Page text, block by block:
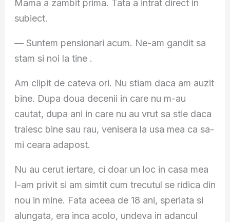
Mama a zambit prima. Tata a intrat direct in
subiect.
— Suntem pensionari acum. Ne-am gandit sa
stam si noi la tine .
Am clipit de cateva ori. Nu stiam daca am auzit
bine. Dupa doua decenii in care nu m-au
cautat, dupa ani in care nu au vrut sa stie daca
traiesc bine sau rau, venisera la usa mea ca sa-
mi ceara adapost.
Nu au cerut iertare, ci doar un loc in casa mea
I-am privit si am simtit cum trecutul se ridica din
nou in mine. Fata aceea de 18 ani, speriata si
alungata, era inca acolo, undeva in adancul